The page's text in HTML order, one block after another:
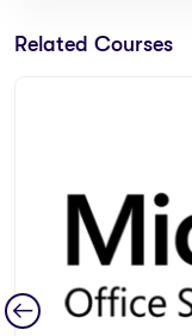
Related Courses